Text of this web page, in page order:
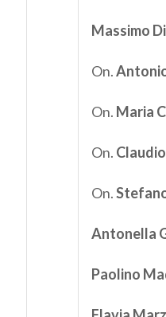
Massimo
On.
On. Maria
On.
On.
Antonella
Paolino